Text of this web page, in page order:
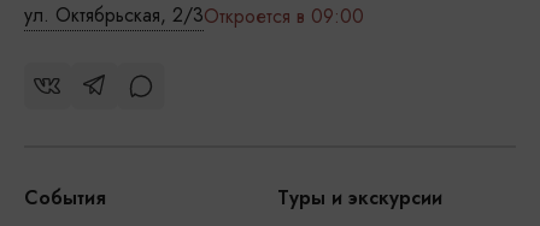
ул. Октябрьская, 2/3Откроется в 09:00
События
Туры и экскурсии